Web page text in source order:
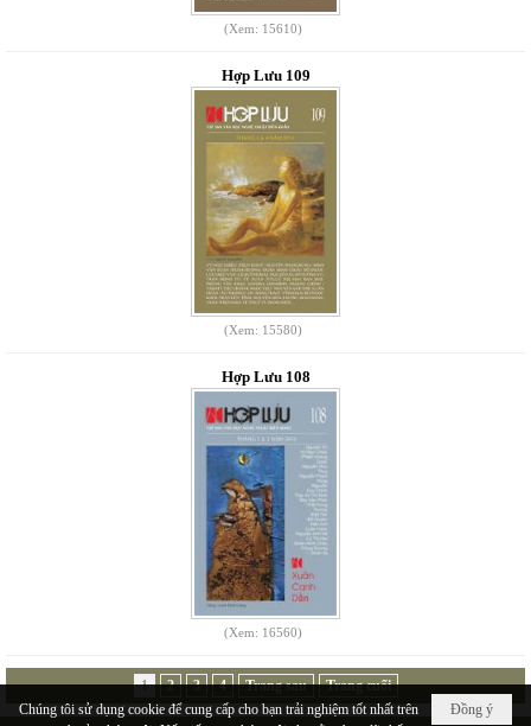
(Xem: 15610)
Hợp Lưu 109
(Xem: 15580)
Hợp Lưu 108
(Xem: 16560)
1 2 3 4 Trang sau
Trang cuối
Đồng ý
Chúng tôi sử dụng cookie để cung cấp cho bạn trải nghiệm tốt nhất trên